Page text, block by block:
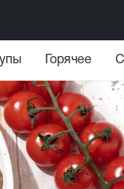
Горячее